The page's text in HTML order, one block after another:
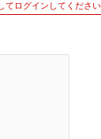
てログインしてください